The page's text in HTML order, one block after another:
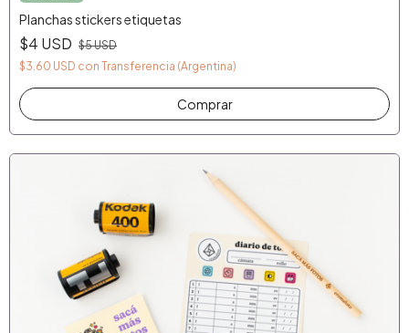
Planchas stickers etiquetas
$4 USD $5 USD
$3.60 USD con Transferencia (Argentina)